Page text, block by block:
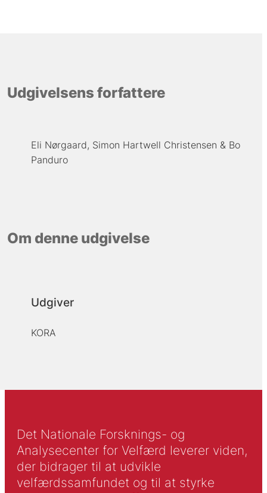
Udgivelsens forfattere
Eli Nørgaard Simon Hartwell Christensen
Bo
Panduro
Om denne udgivelse
Udgiver
KORA
Det Nationale Forsknings- og
Analysecenter for Velfærd leverer viden,
der bidrager til at udvikle
velfærdssamfundet og til at styrke